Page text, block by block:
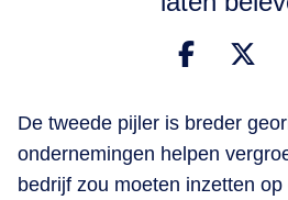
De tweede pijler is breder
ondernemingen helpen
bedrijf zou moeten inzetten